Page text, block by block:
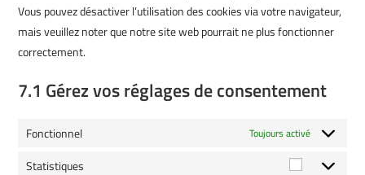
Vous pouvez désactiver l’utilisation des cookies via votre navigateur,
mais veuillez noter que notre site web pourrait ne plus fonctionner
correctement.
7.1 Gérez vos réglages de consentement
Fonctionnel Toujours activé
Statistiques